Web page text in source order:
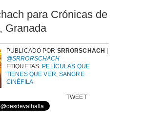
para Crónicas de
Granada
PUBLICADO POR SRRORSCHACH |
@SRRORSCHACH
ETIQUETAS: PELÍCULAS QUE
TIENES QUE VER SANGRE
CINÉFILA
TWEET